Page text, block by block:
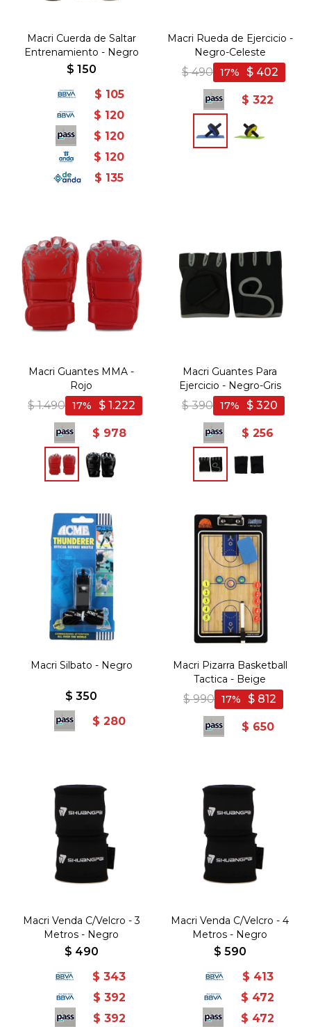
Macri Cuerda de Saltar
Entrenamiento - Negro
$ 150
$ 105
$ 120
$ 120
$ 120
$ 135
Macri Rueda de Ejercicio -
Negro-Celeste
$ 490 $ 402
17
$ 322
Macri Guantes MMA -
Rojo
$ 1.490 $ 1.222
17
$ 978
Macri Guantes Para
Ejercicio - Negro-Gris
$ 390 $ 320
17
$ 256
Macri Silbato - Negro
$ 350
$ 280
Macri Pizarra Basketball
Tactica - Beige
$ 990 $ 812
17
$ 650
Macri Venda C/Velcro - 3
Metros - Negro
$ 490
$ 343
$ 392
$ 392
Macri Venda C/Velcro - 4
Metros - Negro
$ 590
$ 413
$ 472
$ 472